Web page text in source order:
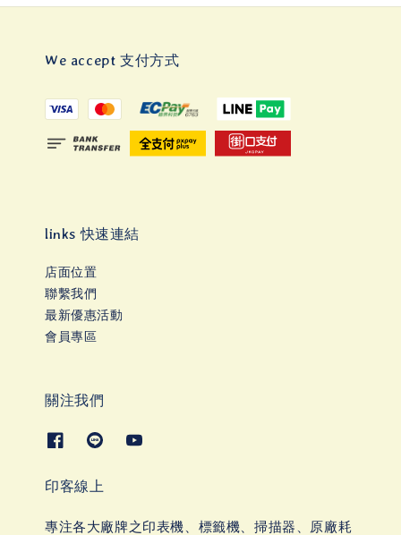
We accept 支付方式
links 快速連結
店面位置
聯繫我們
最新優惠活動
會員專區
關注我們
印客線上
專注各大廠牌之印表機、標籤機、掃描器、原廠耗